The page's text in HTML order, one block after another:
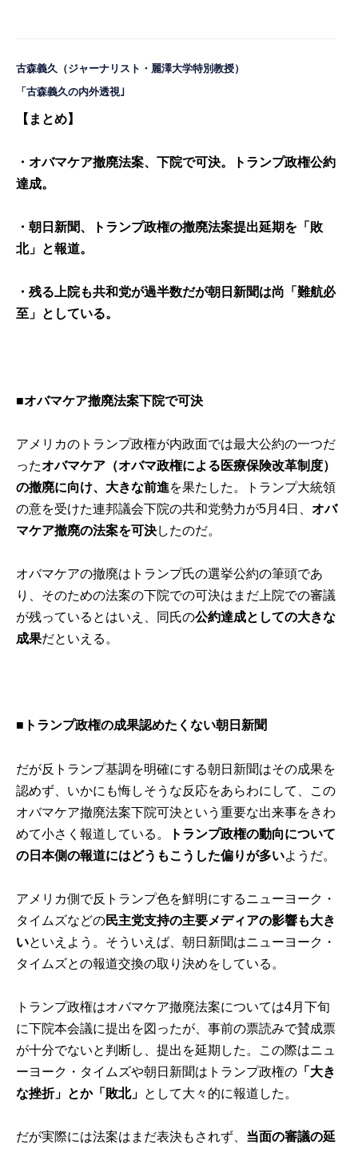
古森義久 （ジャーナリスト・麗澤大学特別教授）
「古森義久の内外透視｣
【まとめ】
・オバマケア撤廃法案、下院で可決。トランプ政権公約
達成。
・朝日新聞、トランプ政権の撤廃法案提出延期を「敗
北」と報道。
・残る上院も共和党が過半数だが朝日新聞は尚「難航必
至」としている。
■オバマケア撤廃法案下院で可決
アメリカのトランプ政権が内政面では最大公約の一つだ
ったオバマケア（オバマ政権による医療保険改革制度）
の撤廃に向け、大きな前進を果たした。トランプ大統領
の意を受けた連邦議会下院の共和党勢力が5月4日、オバ
マケア撤廃の法案を可決したのだ。
オバマケアの撤廃はトランプ氏の選挙公約の筆頭であ
り、そのための法案の下院での可決はまだ上院での審議
が残っているとはいえ、同氏の公約達成としての大きな
成果だといえる。
■トランプ政権の成果認めたくない朝日新聞
だが反トランプ基調を明確にする朝日新聞はその成果を
認めず、いかにも悔しそうな反応をあらわにして、この
オバマケア撤廃法案下院可決という重要な出来事をきわ
めて小さく報道している。
トランプ政権の動向について
の日本側の報道にはどうもこうした偏りが多いようだ。
アメリカ側で反トランプ色を鮮明にするニューヨーク・
タイムズなどの民主党支持の主要メディアの影響も大き
いといえよう。そういえば、朝日新聞はニューヨーク・
タイムズとの報道交換の取り決めをしている。
トランプ政権はオバマケア撤廃法案については4月下旬
に下院本会議に提出を図ったが、事前の票読みで賛成票
が十分でないと判断し、提出を延期した。この際はニュ
ーヨーク・タイムズや朝日新聞はトランプ政権の 「大き
な挫折」とか「敗北」 として大々的に報道した。
だが実際には法案はまだ表決もされず、 当面の審議の延